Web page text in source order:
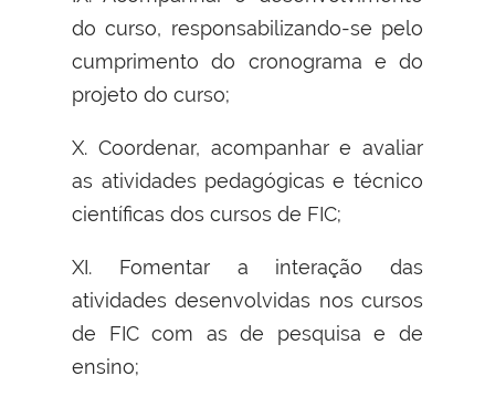
do curso, responsabilizando-se pelo
cumprimento do cronograma e do
projeto do curso;
X. Coordenar, acompanhar e avaliar
as atividades pedagógicas e técnico
científicas dos cursos de FIC;
XI. Fomentar a interação das
atividades desenvolvidas nos cursos
de FIC com as de pesquisa e de
ensino;